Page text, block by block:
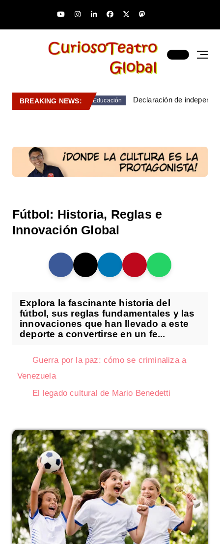
BREAKING NEWS: Educación Declaración de
Fútbol: Historia, Reglas e
Innovación Global
Explora la fascinante historia del
fútbol, sus reglas fundamentales y las
innovaciones que han llevado a este
deporte a convertirse en un fe...
Guerra por la paz: cómo se criminaliza a
Venezuela
El legado cultural de Mario Benedetti